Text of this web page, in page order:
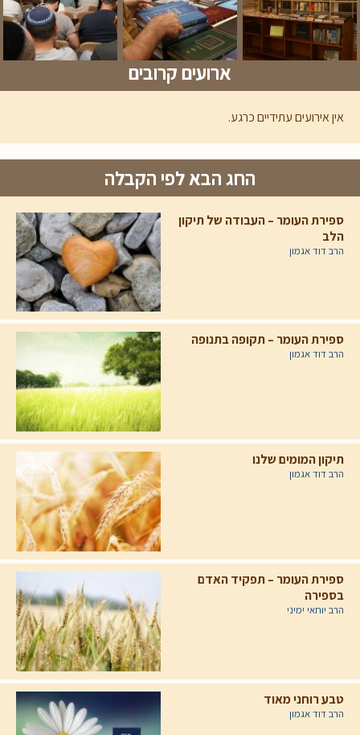
ארועים קרובים
אין אירועים עתידיים כרגע.
החג הבא לפי הקבלה
ספירת העומר – העבודה של תיקון
הלב
הרב דוד אגמון
ספירת העומר – תקופה בתנופה
הרב דוד אגמון
תיקון המומים שלנו
הרב דוד אגמון
ספירת העומר – תפקיד האדם
בספירה
הרב יוחאי ימיני
טבע רוחני מאוד
הרב דוד אגמון